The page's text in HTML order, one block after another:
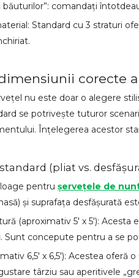
comandați
Standard cu 3 straturi
corecte
nu este doar o alegere
se potrivește tuturor
Înțelegerea acestor
(pliat vs.
pentru șervețele de
și suprafața desfășurată
(aproximativ 5' x 5'):
Sunt concepute pentru a se
6,5' x 6,5'): Acestea
târziu sau aperitivele